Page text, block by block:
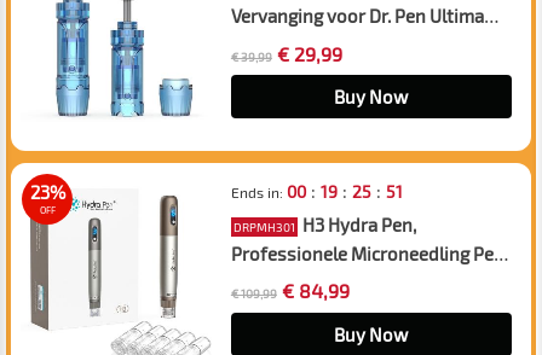
Vervanging voor Dr. Pen Ultima
M8s A11Microneedling Pen, 10st
Pack
€ 39,99 € 29,99
Buy Now
23%
OFF
Ends in: 00: 19: 25: 50
DRPMH301
H3 Hydra Pen,
Professionele Microneedling Pen
Automatische Serum-Infusie, USB
Oplaadbaar, 5 stuks 12pin
Cartridges Pack
€ 109,99 € 84,99
Buy Now